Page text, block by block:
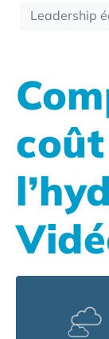
Leadership